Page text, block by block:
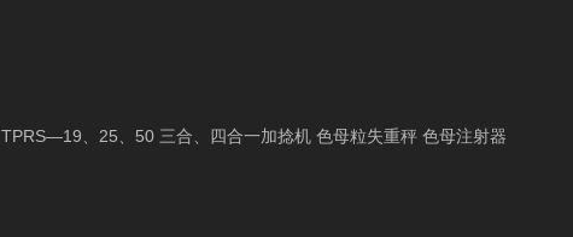
TPRS—19、25、50 三合、四合一加捻机 色母粒失重秤 色母注射器